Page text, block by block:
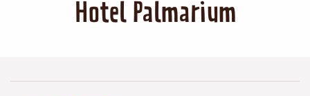
Hotel Palmarium